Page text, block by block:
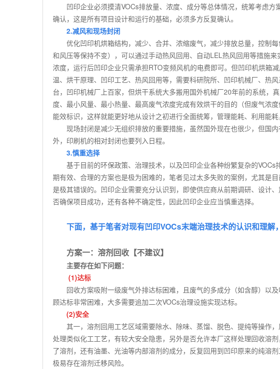
凹印企业必须摸清VOCs排放量、浓度、成分等总体情况，统筹考虑
确认，这是所有项目设计和运行的基础，必须多方反复确认。
2.减风和现场封闭
优化凹印机烘箱结构，减少、合并、浓缩废气，减少排放总量，控制
和风压等保持不变），可以通过手动热风回用、自动LEL 热风回用等措施来
浓度，运行后凹印企业只需承担RTO变频风机的电费即可。但凹印机烘箱
温、烘干原理、凹印工艺、热风回用等，需要科研院所、凹印机械厂、热
台，凹印机械厂上百家，但烘干系统大多搬用国外机械厂20年前的系统，
度、最小风量、最小热量、最高废气浓度完成有效烘干的目的（但废气浓
能效标识，这样就能更好地从设计之初进行全面统筹，管理能耗、利用能耗
现场封闭是减少无组织排放的重要措施，虽然国外现在也很少，但国
外，印刷机的相对封闭也要列入日程。
3.慎重选择
基于目前的环保政策、治理技术，以及凹印企业各种纷繁复杂的VOCs
期有效、合理的方案也是极为困难的，笔者见过太多失败的案例，尤其是
是极其错误的。凹印企业需要充分认识到，即使供应商从前期调研、设计
否确保项目成功，还有各种不确定性，因此凹印企业应当慎重选择。
下面，基于笔者对现有凹印VOCs末端治理技术的认识和理解
方案一：溶剂回收【不建议】
主要存在如下问题：
(1)达标
回收方案吸附一级废气外排达标困难，且废气的多成分（如含醇）以
顾达标非常困难，大多需要追加二次VOCs治理设施实现达标。
(2)安全
其一，溶剂回用工艺区域需要除水、除味、蒸馏、脱色、提纯等操作
处理类似化工工艺，有较大安全隐患，另外是否允许本厂这样处理回收溶
了溶剂，还有油墨、光油等内部溶剂的成分，反复回用到凹印原来的纯溶
极易存在溶剂迁移风险。